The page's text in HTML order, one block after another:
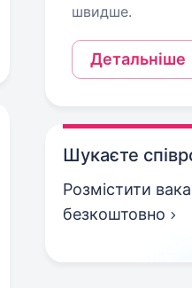
швидше.
Детальніше
Шукаєте
Розмістити
безкоштовно